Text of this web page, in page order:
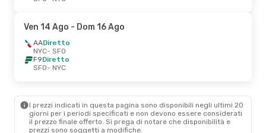
Ven 14 Ago - Dom 16 Ago
AADiretto
NYC- SFO
F9Diretto
SFO- NYC
I prezzi indicati in questa pagina sono disponibili negli ultimi 20
giorni per i periodi specificati e non devono essere considerati
il ​​prezzo finale offerto. Si prega di notare che disponibilità e
prezzi sono soggetti a modifiche.